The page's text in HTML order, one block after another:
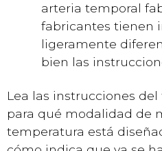
arteria temporal
fabricantes tienen
ligeramente
bien las
Lea las instrucciones
para qué modalidad de
temperatura está